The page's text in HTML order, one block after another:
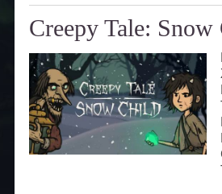
Creepy Tale: Snow